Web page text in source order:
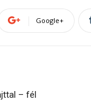
Google+
– fél